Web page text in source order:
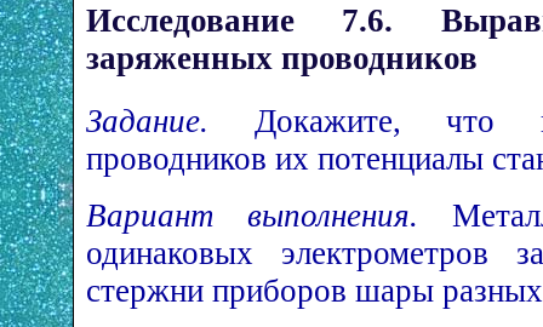
Исследование 7.6.
заряженных проводников
Задание. Докажите, что
проводников их потенциалы
Вариант выполнения.
одинаковых электрометров
стержни приборов шары